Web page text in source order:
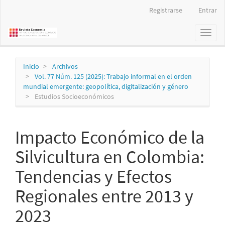
principal
Registrarse Entrar
Toggle
Inicio
Archivos
Vol. 77 Núm. 125 (2025): Trabajo informal en el orden
mundial emergente: geopolítica, digitalización y género
Estudios Socioeconómicos
Impacto Económico de la
Silvicultura en Colombia:
Tendencias y Efectos
Regionales entre 2013 y
2023